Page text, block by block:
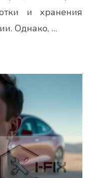
и хранения
Однако, …